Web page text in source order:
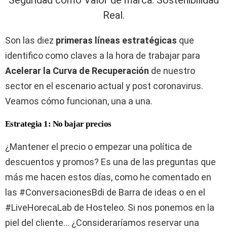
Real.
Son las diez primeras líneas estratégicas que
identifico como claves a la hora de trabajar para
Acelerar la Curva de Recuperación de nuestro
sector en el escenario actual y post coronavirus.
Veamos cómo funcionan, una a una.
Estrategia 1: No bajar precios
¿Mantener el precio o empezar una política de
descuentos y promos? Es una de las preguntas que
más me hacen estos días, como he comentado en
las #ConversacionesBdi de Barra de ideas o en el
#LiveHorecaLab de Hosteleo. Si nos ponemos en la
piel del cliente… ¿Consideraríamos reservar una